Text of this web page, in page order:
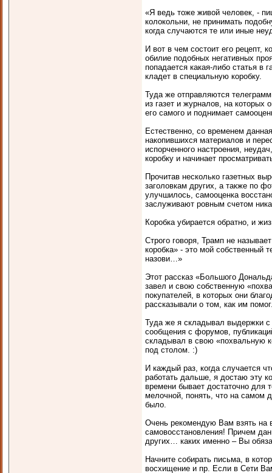
«Я ведь тоже живой человек, -
колокольни, не принимать
когда случаются те или иные
И вот в чем состоит его рецепт,
обилие подобных негативных
попадается какая-либо статья в
кладет в специальную коробку.
Туда же отправляются
из газет и журналов, на которых
его самого и поднимает
Естественно, со временем
накопившихся материалов и
испорченного настроения,
коробку и начинает
Прочитав несколько газетных
заголовкам других, а также по
улучшилось, самооценка
заслуживают ровным счетом
Коробка убирается обратно, и
Строго говоря, Трамп не
коробка» - это мой собственный
назови…»
Этот рассказ «Большого
завел и свою собственную
покупателей, в которых они
рассказывали о том, как им
Туда же я складывал выдержки с
сообщения с форумов,
складывал в свою «похвальную
под столом. :)
И каждый раз, когда случается
работать дальше, я достаю эту
времени бывает достаточно для
мелочной, понять, что на самом
было.
Очень рекомендую Вам взять на
самовосстановления! Причем
других… каких именно – Вы
Начните собирать письма, в
восхищение и пр. Если в Сети